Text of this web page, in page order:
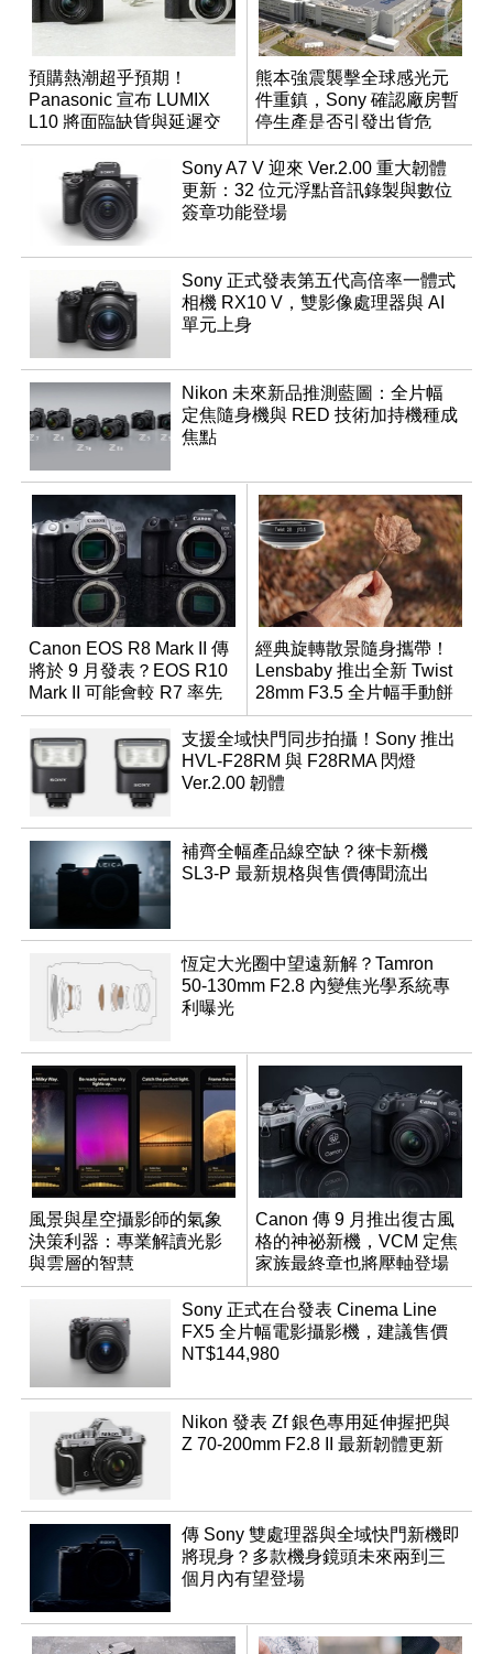
預購熱潮超乎預期！
Panasonic 宣布 LUMIX
L10 將面臨缺貨與延遲交
貨時間
熊本強震襲擊全球感光元
件重鎮，Sony 確認廠房暫
停生產是否引發出貨危
機？
Sony A7 V 迎來 Ver.2.00 重大韌體
更新：32 位元浮點音訊錄製與數位
簽章功能登場
Sony 正式發表第五代高倍率一體式
相機 RX10 V，雙影像處理器與 AI
單元上身
Nikon 未來新品推測藍圖：全片幅
定焦隨身機與 RED 技術加持機種成
焦點
Canon EOS R8 Mark II 傳
將於 9 月發表？EOS R10
Mark II 可能會較 R7 率先
推出
經典旋轉散景隨身攜帶！
Lensbaby 推出全新 Twist
28mm F3.5 全片幅手動餅
乾鏡
支援全域快門同步拍攝！Sony 推出
HVL-F28RM 與 F28RMA 閃燈
Ver.2.00 韌體
補齊全幅產品線空缺？徠卡新機
SL3-P 最新規格與售價傳聞流出
恆定大光圈中望遠新解？Tamron
50-130mm F2.8 內變焦光學系統專
利曝光
風景與星空攝影師的氣象
決策利器：專業解讀光影
與雲層的智慧
App「Atmos」登場
Canon 傳 9 月推出復古風
格的神祕新機，VCM 定焦
家族最終章也將壓軸登場
Sony 正式在台發表 Cinema Line
FX5 全片幅電影攝影機，建議售價
NT$144,980
Nikon 發表 Zf 銀色專用延伸握把與
Z 70-200mm F2.8 II 最新韌體更新
傳 Sony 雙處理器與全域快門新機即
將現身？多款機身鏡頭未來兩到三
個月內有望登場